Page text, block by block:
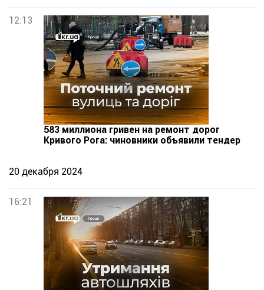
12:13
583 миллиона гривен на ремонт дорог
Кривого Рога: чиновники объявили тендер
20 декабря 2024
16:21